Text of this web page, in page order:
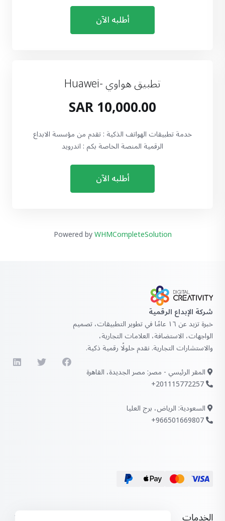
أطلبه الآن
تطبيق هواوي -Huawei
10,000.00 SAR
خدمة تطبيقات الهواتف الذكية : تقدم من مؤسسة الابداع
الرقمية المنصة الخاصة بكم : اندرويد
أطلبه الآن
Powered byWHMCompleteSolution
شركة الإبداع الرقمية
خبرة تزيد عن ١٦ عامًا في تطوير التطبيقات، تصميم
الواجهات، الاستضافة، العلامات التجارية،
والاستشارات التجارية. نقدم حلولًا رقمية ذكية.
المقر الرئيسي - مصر: مصر الجديدة، القاهرة
السعودية: الرياض، برج العليا